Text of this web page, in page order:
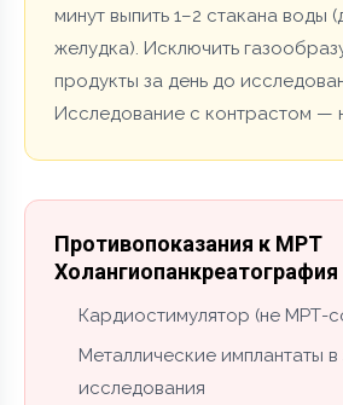
минут выпить 1–2 стакана воды
желудка). Исключить
продукты за день до
Исследование с контрастом —
Противопоказания к МРТ
Кардиостимулятор (не МРТ-
Металлические имплантаты в
исследования